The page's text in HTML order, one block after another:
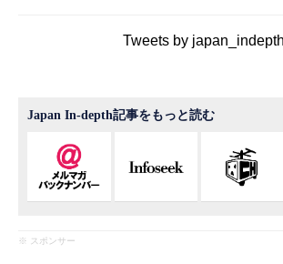
Tweets by japan_indepth
Japan In-depth記事をもっと読む
※ スポンサー